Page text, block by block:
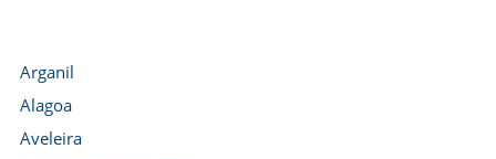
Arganil
Alagoa
Aveleira